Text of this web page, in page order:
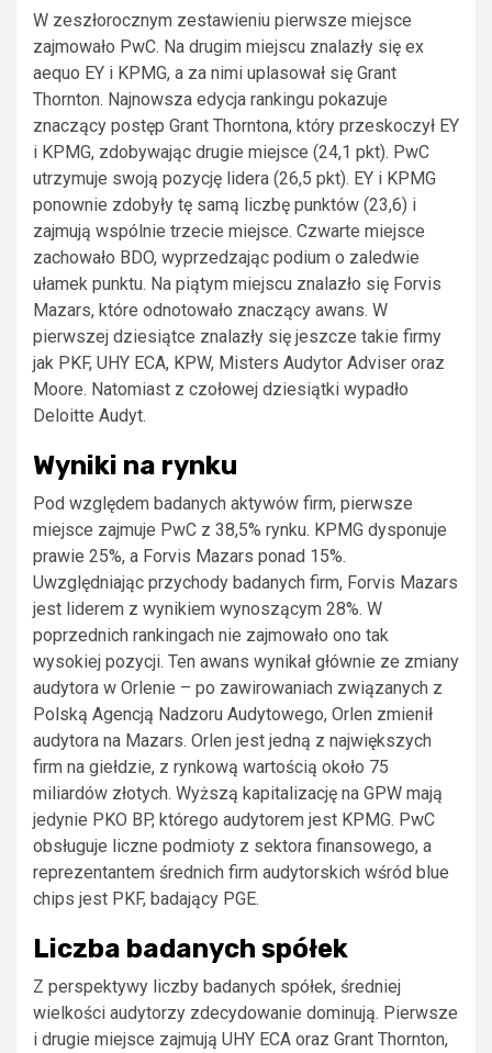
W zeszłorocznym zestawieniu pierwsze miejsce
zajmowało PwC. Na drugim miejscu znalazły się ex
aequo EY i KPMG, a za nimi uplasował się Grant
Thornton. Najnowsza edycja rankingu pokazuje
znaczący postęp Grant Thorntona, który przeskoczył EY
i KPMG, zdobywając drugie miejsce (24,1 pkt). PwC
utrzymuje swoją pozycję lidera (26,5 pkt). EY i KPMG
ponownie zdobyły tę samą liczbę punktów (23,6) i
zajmują wspólnie trzecie miejsce. Czwarte miejsce
zachowało BDO, wyprzedzając podium o zaledwie
ułamek punktu. Na piątym miejscu znalazło się Forvis
Mazars, które odnotowało znaczący awans. W
pierwszej dziesiątce znalazły się jeszcze takie firmy
jak PKF, UHY ECA, KPW, Misters Audytor Adviser oraz
Moore. Natomiast z czołowej dziesiątki wypadło
Deloitte Audyt.
Wyniki na rynku
Pod względem badanych aktywów firm, pierwsze
miejsce zajmuje PwC z 38,5% rynku. KPMG dysponuje
prawie 25%, a Forvis Mazars ponad 15%.
Uwzględniając przychody badanych firm, Forvis Mazars
jest liderem z wynikiem wynoszącym 28%. W
poprzednich rankingach nie zajmowało ono tak
wysokiej pozycji. Ten awans wynikał głównie ze zmiany
audytora w Orlenie – po zawirowaniach związanych z
Polską Agencją Nadzoru Audytowego, Orlen zmienił
audytora na Mazars. Orlen jest jedną z największych
firm na giełdzie, z rynkową wartością około 75
miliardów złotych. Wyższą kapitalizację na GPW mają
jedynie PKO BP, którego audytorem jest KPMG. PwC
obsługuje liczne podmioty z sektora finansowego, a
reprezentantem średnich firm audytorskich wśród blue
chips jest PKF, badający PGE.
Liczba badanych spółek
Z perspektywy liczby badanych spółek, średniej
wielkości audytorzy zdecydowanie dominują. Pierwsze
i drugie miejsce zajmują UHY ECA oraz Grant Thornton,